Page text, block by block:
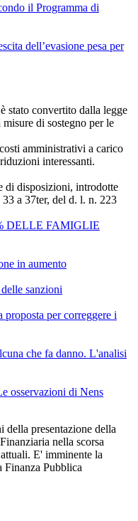
il Programma di
dell’evasione pesa per
stato convertito dalla legge
di sostegno per le
amministrativi a carico
interessanti.
di disposizioni, introdotte
a 37ter, del d. l. n. 223
DELLE FAMIGLIE
in aumento
sanzioni
per correggere i
che fa danno. L'analisi
osservazioni di Nens
della presentazione della
nella scorsa
E' imminente la
Finanza Pubblica